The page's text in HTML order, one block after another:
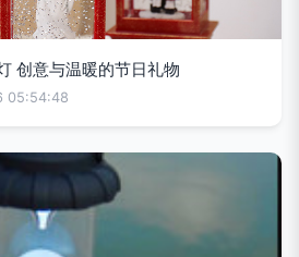
创意与温暖的节日礼物
05:54:48